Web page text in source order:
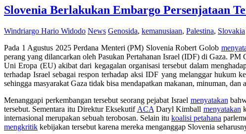
Slovenia Berlakukan Embargo Persenjataan
Windriargo Hario Widodo News Genosida, kemanusiaan, Palestina, Slovakia
Pada 1 Agustus 2025 Perdana Menteri(PM) Slovenia Robert Golob
perang yang dilancarkan oleh Pasukan Pertahanan Israel (IDF) di Gaza. PM
Uni Eropa (EU) akibatdari kegagalan organisasitersebut dalam
terhadap Israelsebagai responterhadap aksi IDF yang melanggar hukum
sehingga masyarakat Gaza tidak bisa mendapatkan makanan, minuman, dan
Menanggapi perkembangan tersebut seorang pejabat Israel menyatakan
tersebut. Sementara itu Direktur Eksekutif ACA Daryl Kimball menyatakan
internasional merupakan sebuah terobosan. Selain itu koalisi petahana
mengkritik kebijakan tersebut karena mereka menganggap Slovenia